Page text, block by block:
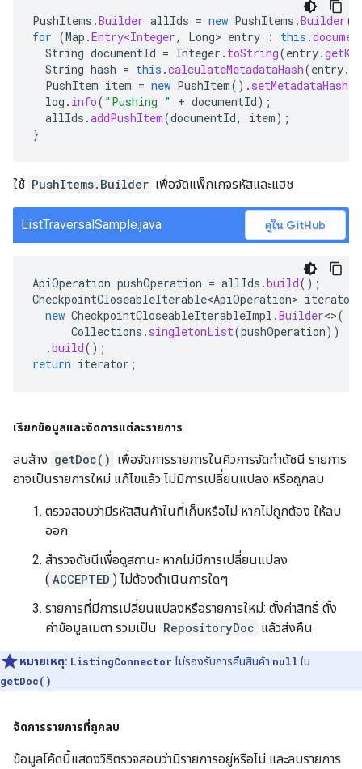
PushItems .Builder allIds = new PushItems .Builder
for (Map .Entry<Integer, Long> entry : this .
String documentId = Integer . toString(entry.
String hash = this .calculateMetadataHash(entry.
PushItem item = new PushItem(). setMetadataHash
log . info( "Pushing " + documentId);
allIds .addPushItem(documentId, item);
}
ใช้ PushItems.Builder เพื่อจัดแพ็กเกจรหัสและแฮช
ListTraversalSample.java ดูใน GitHub
ApiOperation pushOperation = allIds .build();
CheckpointCloseableIterable<ApiOperation> iterator
new CheckpointCloseableIterableImpl .Builder<>(
Collections . singletonList(pushOperation))
.build();
return iterator ;
เรียกข้อมูลและจัดการแต่ละรายการ
ลบล้าง getDoc() เพื่อจัดการรายการในคิวการจัดทำดัชนี รายการ
อาจเป็นรายการใหม่ แก้ไขแล้ว ไม่มีการเปลี่ยนแปลง หรือถูกลบ
ตรวจสอบว่ามีรหัสสินค้าในที่เก็บหรือไม่ หากไม่ถูกต้อง ให้ลบ
ออก
สำรวจดัชนีเพื่อดูสถานะ หากไม่มีการเปลี่ยนแปลง
( ACCEPTED ) ไม่ต้องดำเนินการใดๆ
รายการที่มีการเปลี่ยนแปลงหรือรายการใหม่: ตั้งค่าสิทธิ์ ตั้ง
ค่าข้อมูลเมตา รวมเป็น RepositoryDoc แล้วส่งคืน
หมายเหตุ: ListingConnector ไม่รองรับการคืนสินค้า null ใน
getDoc()
จัดการรายการที่ถูกลบ
ข้อมูลโค้ดนี้แสดงวิธีตรวจสอบว่ามีรายการอยู่หรือไม่ และลบรายการ